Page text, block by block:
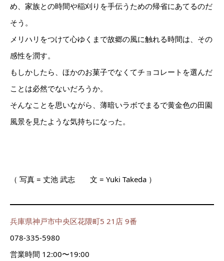
め、家族との時間や稲刈りを手伝うための帰省にあてるのだ
そう。
メリハリをつけて心ゆくまで故郷の風に触れる時間は、その
感性を潤す。
もしかしたら、ほかのお菓子でなくてチョコレートを選んだ
ことは必然でないだろうか。
そんなことを思いながら、薄暗いラボでまるで黄金色の田園
風景を見たような気持ちになった。
（ 写真 = 丈池 武志 文 = Yuki Takeda ）
兵庫県神戸市中央区花隈町5 21店 9番
078-335-5980
営業時間 12:00〜19:00